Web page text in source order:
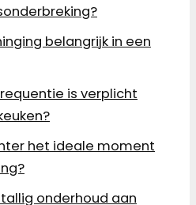
belangrijk in een
is verplicht
het ideale moment
onderhoud aan